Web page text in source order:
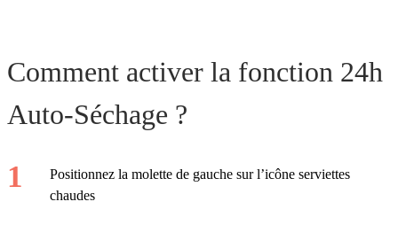
Comment activer la fonction 24h
Auto-Séchage ?
Positionnez la molette de gauche sur l’icône serviettes
chaudes